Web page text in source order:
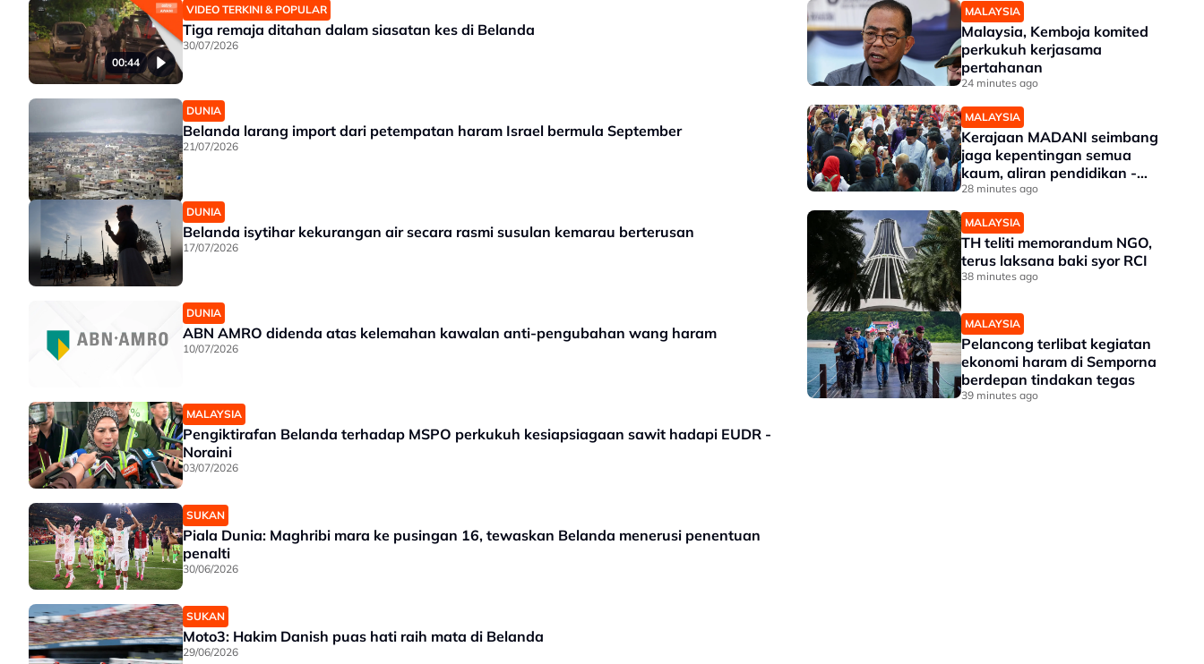
00:44
VIDEO TERKINI & POPULAR
Tiga remaja ditahan dalam siasatan kes di Belanda
30/07/2026
DUNIA
Belanda larang import dari petempatan haram Israel bermula September
21/07/2026
DUNIA
Belanda isytihar kekurangan air secara rasmi susulan kemarau berterusan
17/07/2026
DUNIA
ABN AMRO didenda atas kelemahan kawalan anti-pengubahan wang haram
10/07/2026
MALAYSIA
Pengiktirafan Belanda terhadap MSPO perkukuh kesiapsiagaan sawit hadapi EUDR -
Noraini
03/07/2026
SUKAN
Piala Dunia: Maghribi mara ke pusingan 16, tewaskan Belanda menerusi penentuan
penalti
30/06/2026
SUKAN
Moto3: Hakim Danish puas hati raih mata di Belanda
29/06/2026
MALAYSIA
Malaysia, Kemboja komited
perkukuh kerjasama
pertahanan
24 minutes ago
MALAYSIA
Kerajaan MADANI seimbang
jaga kepentingan semua
kaum, aliran pendidikan -
PM
28 minutes ago
MALAYSIA
TH teliti memorandum NGO,
terus laksana baki syor RCI
38 minutes ago
MALAYSIA
Pelancong terlibat kegiatan
ekonomi haram di Semporna
berdepan tindakan tegas
39 minutes ago